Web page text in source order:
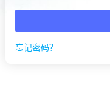
忘记密码？